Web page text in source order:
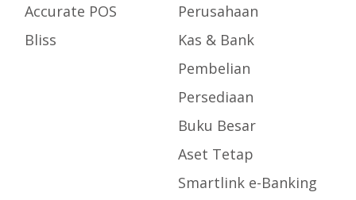
Accurate POS
Bliss
Perusahaan
Kas & Bank
Pembelian
Persediaan
Buku Besar
Aset Tetap
Smartlink e-Banking